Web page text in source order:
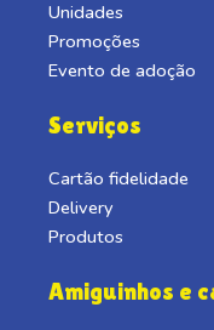
Unidades
Promoções
Evento de adoção
Serviços
Cartão fidelidade
Delivery
Produtos
Amiguinhos e